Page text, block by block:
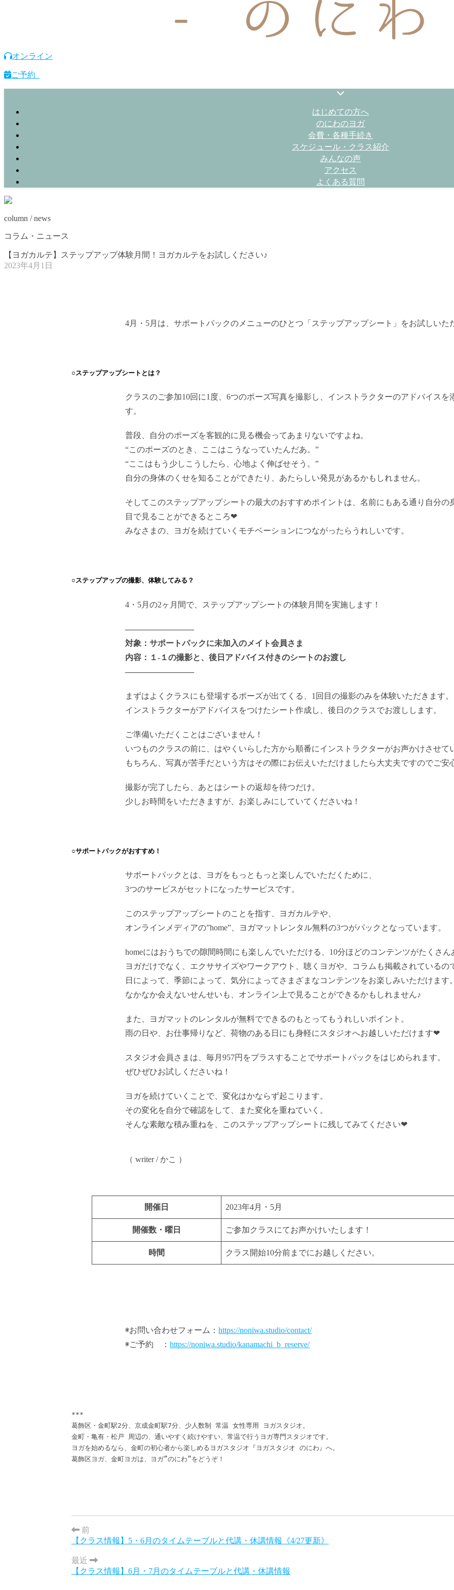
オンライン
ご予約
はじめての方へ
のにわのヨガ
会費・各種手続き
スケジュール・クラス紹介
みんなの声
アクセス
よくある質問
column / news
コラム・ニュース
【ヨガカルテ】ステップアップ体験月間！ヨガカルテをお試しください♪
2023年4月1日
4月・5月は、サポートパックのメニューのひとつ「ステップアップシート」をお試しいた
○ステップアップシートとは？
クラスのご参加10回に1度、6つのポーズ写真を撮影し、インストラクターのアドバイスを
す。
普段、自分のポーズを客観的に見る機会ってあまりないですよね。
“このポーズのとき、ここはこうなっていたんだあ。”
“ここはもう少しこうしたら、心地よく伸ばせそう。”
自分の身体のくせを知ることができたり、あたらしい発見があるかもしれません。
そしてこのステップアップシートの最大のおすすめポイントは、名前にもある通り自分の
目で見ることができるところ❤︎
みなさまの、ヨガを続けていくモチベーションにつながったらうれしいです。
○ステップアップの撮影、体験してみる？
4・5月の2ヶ月間で、ステップアップシートの体験月間を実施します！
————————–
対象：サポートパックに未加入のメイト会員さま
内容：１-１の撮影と、後日アドバイス付きのシートのお渡し
————————–
まずはよくクラスにも登場するポーズが出てくる、1回目の撮影のみを体験いただきます。
インストラクターがアドバイスをつけたシート作成し、後日のクラスでお渡しします。
ご準備いただくことはございません！
いつものクラスの前に、はやくいらした方から順番にインストラクターがお声かけさせて
もちろん、写真が苦手だという方はその際にお伝えいただけましたら大丈夫ですのでご安
撮影が完了したら、あとはシートの返却を待つだけ。
少しお時間をいただきますが、お楽しみにしていてくださいね！
○サポートパックがおすすめ！
サポートパックとは、ヨガをもっともっと楽しんでいただくために、
3つのサービスがセットになったサービスです。
このステップアップシートのことを指す、ヨガカルテや、
オンラインメディアの”home”、ヨガマットレンタル無料の3つがパックとなっています。
homeにはおうちでの隙間時間にも楽しんでいただける、10分ほどのコンテンツがたくさん
ヨガだけでなく、エクササイズやワークアウト、聴くヨガや、コラムも掲載されているの
日によって、季節によって、気分によってさまざまなコンテンツをお楽しみいただけます。
なかなか会えないせんせいも、オンライン上で見ることができるかもしれません♪
また、ヨガマットのレンタルが無料でできるのもとってもうれしいポイント。
雨の日や、お仕事帰りなど、荷物のある日にも身軽にスタジオへお越しいただけます❤︎
スタジオ会員さまは、毎月957円をプラスすることでサポートパックをはじめられます。
ぜひぜひお試しくださいね！
ヨガを続けていくことで、変化はかならず起こります。
その変化を自分で確認をして、また変化を重ねていく。
そんな素敵な積み重ねを、このステップアップシートに残してみてください❤︎
（ writer / かこ ）
開催日 2023年4月・5月
開催数・曜日 ご参加クラスにてお声かけいたします！
時間 クラス開始10分前までにお越しください。
◉お問い合わせフォーム：https://noniwa.studio/contact/
◉ご予約 ：https://noniwa.studio/kanamachi_b_reserve/
***
葛飾区・金町駅2分、京成金町駅7分、少人数制 常温 女性専用 ヨガスタジオ。
金町・亀有・松戸 周辺の、通いやすく続けやすい、常温で行うヨガ専門スタジオです。
ヨガを始めるなら、金町の初心者から楽しめるヨガスタジオ『ヨガスタジオ のにわ』へ。
葛飾区ヨガ、金町ヨガは、ヨガ”のにわ”をどうぞ！
前
【クラス情報】5・6月のタイムテーブルと代講・休講情報《4/27更新》
最近
【クラス情報】6月・7月のタイムテーブルと代講・休講情報